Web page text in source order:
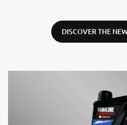
DISCOVER THE